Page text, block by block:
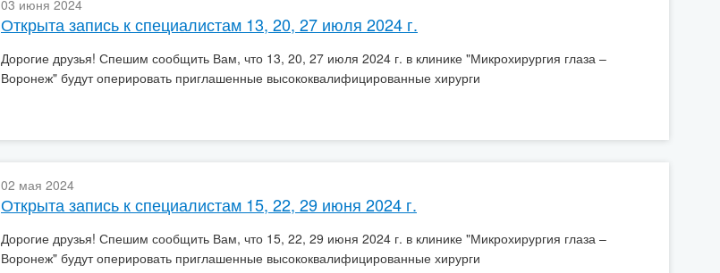
03 июня 2024
Открыта запись к специалистам 13, 20, 27 июля 2024 г.
Дорогие друзья! Спешим сообщить Вам, что 13, 20, 27 июля 2024 г. в клинике "Микрохирургия глаза –
Воронеж" будут оперировать приглашенные высококвалифицированные хирурги
02 мая 2024
Открыта запись к специалистам 15, 22, 29 июня 2024 г.
Дорогие друзья! Спешим сообщить Вам, что 15, 22, 29 июня 2024 г. в клинике "Микрохирургия глаза –
Воронеж" будут оперировать приглашенные высококвалифицированные хирурги